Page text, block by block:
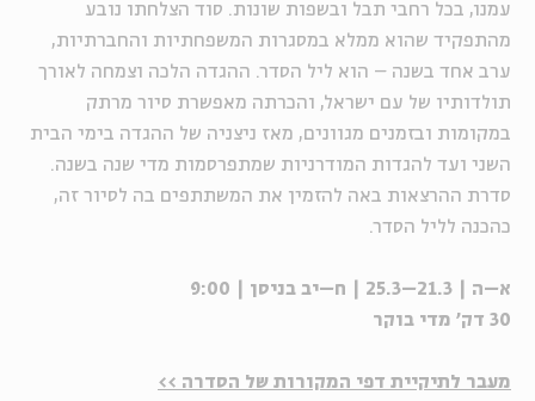
עמנו, בכל רחבי תבל ובשפות שונות. סוד הצלחתו נובע
מהתפקיד שהוא ממלא במסגרות המשפחתיות והחברתיות,
ערב אחד בשנה – הוא ליל הסדר. ההגדה הלכה וצמחה לאורך
תולדותיו של עם ישראל, והכרתה מאפשרת סיור מרתק
במקומות ובזמנים מגוונים, מאז ניצניה של ההגדה בימי הבית
השני ועד להגדות המודרניות שמתפרסמות מדי שנה בשנה.
סדרת ההרצאות באה להזמין את המשתתפים בה לסיור זה,
כהכנה לליל הסדר.
א–ה | 21.3–25.3 | ח–יב בניסן | 9:00
30 דק' מדי בוקר
מעבר לתיקיית דפי המקורות של הסדרה >>